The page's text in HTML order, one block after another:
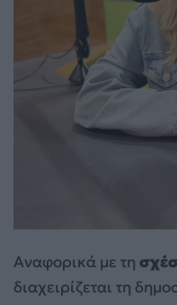
Αναφορικά με τη
διαχειρίζεται τη